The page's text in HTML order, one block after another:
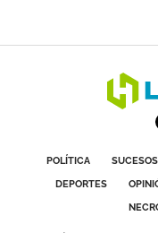
POLÍTICA SUCESOS
DEPORTES